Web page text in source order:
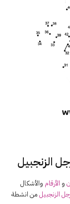
الزنجبيل
و الأرقام والأشكال
الزنجبيل من انشطة